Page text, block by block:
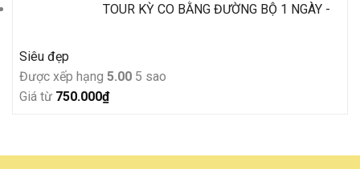
4.500.000₫.là:
TOUR KỲ CO BẰNG ĐƯỜNG BỘ 1 NGÀY -
Siêu đẹp
Được xếp hạng 5.00 5 sao
Giá từ 750.000₫